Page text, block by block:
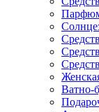
Ватно-